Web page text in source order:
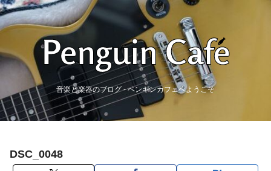
音楽と楽器のブログ - ペンギンカフェへようこそ
DSC_0048